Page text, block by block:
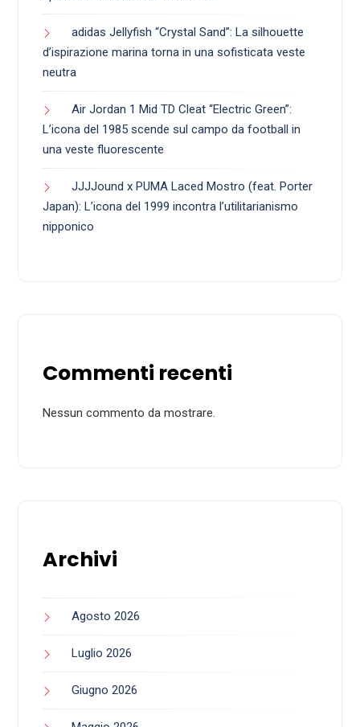
adidas Jellyfish “Crystal Sand”: La silhouette
d’ispirazione marina torna in una sofisticata veste
neutra
Air Jordan 1 Mid TD Cleat “Electric Green”:
L’icona del 1985 scende sul campo da football in
una veste fluorescente
JJJJound x PUMA Laced Mostro (feat. Porter
Japan): L’icona del 1999 incontra l’utilitarianismo
nipponico
Commenti recenti
Nessun commento da mostrare.
Archivi
Agosto 2026
Luglio 2026
Giugno 2026